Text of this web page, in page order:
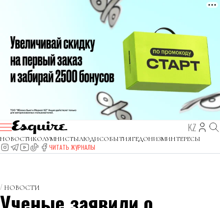
KZ
НОВОСТИКОЛУМНИСТЫЛЮДИСОБЫТИЯГЕДОНИЗМИНТЕРЕСЫ
ЧИТАТЬ ЖУРНАЛЫ
НОВОСТИ